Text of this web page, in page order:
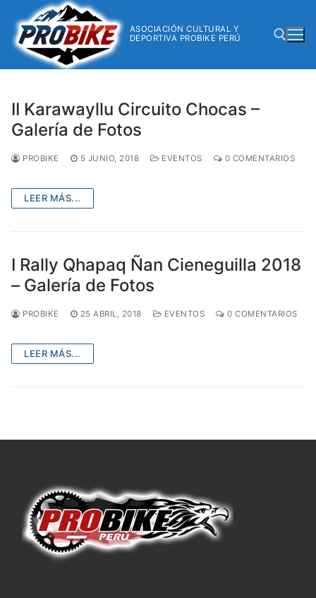
ASOCIACIÓN CULTURAL Y
DEPORTIVA PROBIKE PERÚ
II Karawayllu Circuito Chocas –
Galería de Fotos
PROBIKE 5 JUNIO, 2018 EVENTOS 0 COMENTARIOS
LEER MÁS...
I Rally Qhapaq Ñan Cieneguilla 2018
– Galería de Fotos
PROBIKE 25 ABRIL, 2018 EVENTOS 0 COMENTARIOS
LEER MÁS...